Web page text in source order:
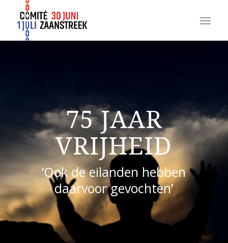
75 JAAR
VRIJHEID
‘Ook de eilanden hebben
daarvoor gevochten’